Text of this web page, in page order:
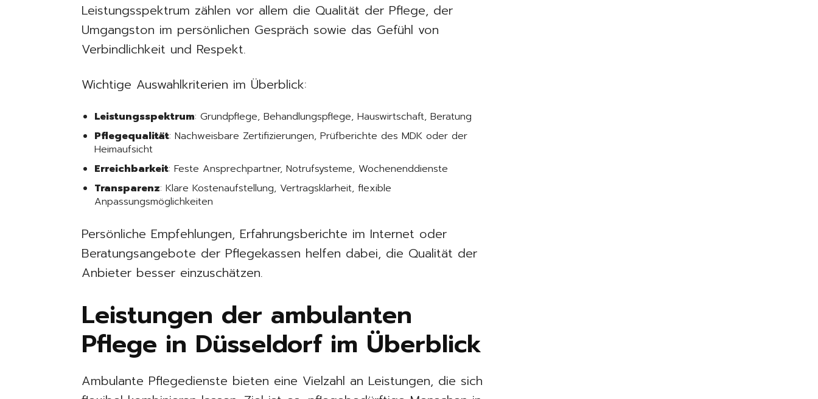
Leistungsspektrum zählen vor allem die Qualität der Pflege, der
Umgangston im persönlichen Gespräch sowie das Gefühl von
Verbindlichkeit und Respekt.
Wichtige Auswahlkriterien im Überblick:
Leistungsspektrum: Grundpflege, Behandlungspflege, Hauswirtschaft, Beratung
Pflegequalität: Nachweisbare Zertifizierungen, Prüfberichte des MDK oder der
Heimaufsicht
Erreichbarkeit: Feste Ansprechpartner, Notrufsysteme, Wochenenddienste
Transparenz: Klare Kostenaufstellung, Vertragsklarheit, flexible
Anpassungsmöglichkeiten
Persönliche Empfehlungen, Erfahrungsberichte im Internet oder
Beratungsangebote der Pflegekassen helfen dabei, die Qualität der
Anbieter besser einzuschätzen.
Leistungen der ambulanten
Pflege in Düsseldorf im Überblick
Ambulante Pflegedienste bieten eine Vielzahl an Leistungen, die sich